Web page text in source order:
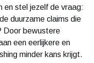
en stel jezelf de vraag:
duurzame claims die
Door bewustere
een eerlijkere en
minder kans krijgt.